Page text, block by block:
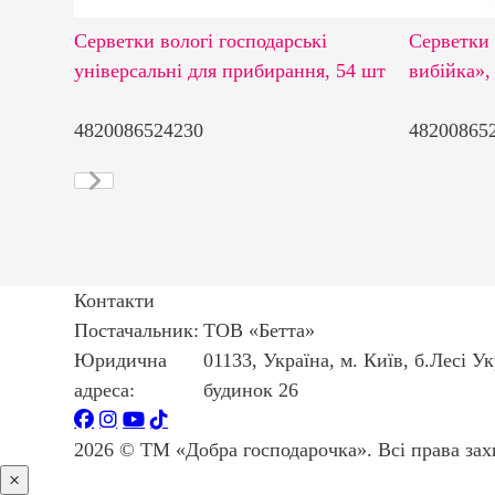
Серветки вологі господарські
універсальні для прибирання, 54 шт
4820086524230
Серветки
Контакти
Постачальник: ТОВ «Бетта»
Юридична
адреса:
01133, Україна, м. Київ, б.Лесі
будинок 26
2026 © ТМ «Добра господарочка». Всі права
×